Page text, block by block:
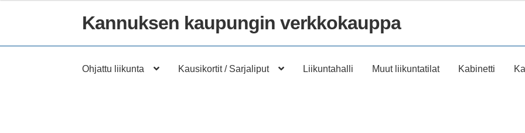
Siirry
navigointiin
Siirry
sisältöön
Kannuksen kaupungin verkkokauppa
Ohjattu liikunta Kausikortit / Sarjaliput Liikuntahalli Muut liikuntatilat Kabinetti